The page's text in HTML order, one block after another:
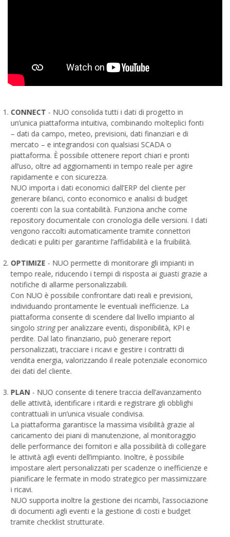
CONNECT - NUO consolida tutti i dati di progetto in
un’unica piattaforma intuitiva, combinando molteplici fonti
– dati da campo, meteo, previsioni, dati finanziari e di
mercato – e integrandosi con qualsiasi SCADA o
piattaforma. È possibile ottenere report chiari e pronti
all’uso, oltre ad aggiornamenti in tempo reale per agire
rapidamente e con sicurezza.
NUO importa i dati economici dall’ERP del cliente per
generare bilanci, conto economico e analisi di budget
coerenti con la sua contabilità. Funziona anche come
repository documentale con cronologia delle versioni. I dati
vengono raccolti automaticamente tramite connettori
dedicati e puliti per garantirne l’affidabilità e la fruibilità.
OPTIMIZE - NUO permette di monitorare gli impianti in
tempo reale, riducendo i tempi di risposta ai guasti grazie a
notifiche di allarme personalizzabili.
Con NUO è possibile confrontare dati reali e previsioni,
individuando prontamente le eventuali inefficienze. La
piattaforma consente di scendere dal livello impianto al
singolostringper analizzare eventi, disponibilità, KPI e
perdite. Dal lato finanziario, può generare report
personalizzati, tracciare i ricavi e gestire i contratti di
vendita energia, valorizzando il reale potenziale economico
dei dati del cliente.
PLAN - NUO consente di tenere traccia dell’avanzamento
delle attività, identificare i ritardi e registrare gli obblighi
contrattuali in un’unica visuale condivisa.
La piattaforma garantisce la massima visibilità grazie al
caricamento dei piani di manutenzione, al monitoraggio
delle performance dei fornitori e alla possibilità di collegare
le attività agli eventi dell’impianto. Inoltre, è possibile
impostare alert personalizzati per scadenze o inefficienze e
pianificare le fermate in modo strategico per massimizzare
i ricavi.
NUO supporta inoltre la gestione dei ricambi, l’associazione
di documenti agli eventi e la gestione di costi e budget
tramite checklist strutturate.